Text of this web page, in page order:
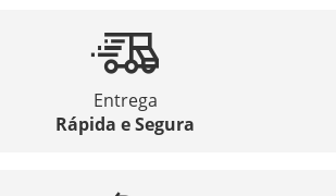
Entrega
Rápida e Segura